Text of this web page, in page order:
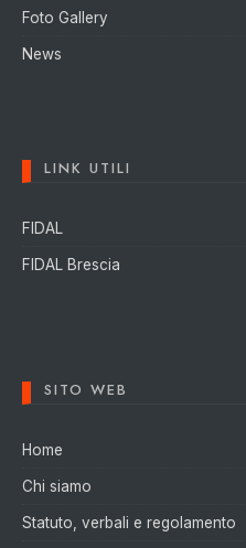
Foto Gallery
News
LINK UTILI
FIDAL
FIDAL Brescia
SITO WEB
Home
Chi siamo
Statuto, verbali e regolamento